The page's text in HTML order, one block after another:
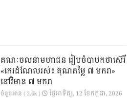
គណៈចលនាមហាជន រៀបចំបាឋកថាស៊េរី
«កេរដំណែលរស់៖ គុណតម្លៃ ៧ មករា»
នៅវិមាន ៧ មករា
ចំនួនអាន ( 2.6k ) ថ្ងៃ​អាទិត្យ, 12 ខែ​កក្កដា, 2026